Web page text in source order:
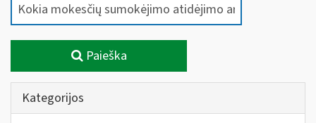
Paieška
Kategorijos